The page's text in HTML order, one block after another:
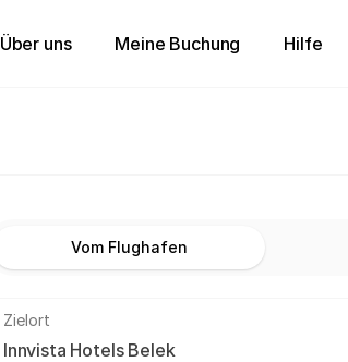
Über uns Meine Buchung Hilfe
Vom Flughafen
Zielort